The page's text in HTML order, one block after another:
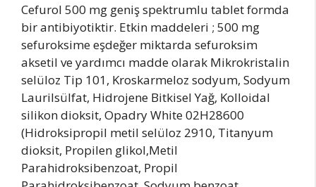
Cefurol 500 mg geniş spektrumlu tablet formda
bir antibiyotiktir. Etkin maddeleri ; 500 mg
sefuroksime eşdeğer miktarda sefuroksim
aksetil ve yardımcı madde olarak Mikrokristalin
selüloz Tip 101, Kroskarmeloz sodyum, Sodyum
Laurilsülfat, Hidrojene Bitkisel Yağ, Kolloidal
silikon dioksit, Opadry White 02H28600
(Hidroksipropil metil selüloz 2910, Titanyum
dioksit, Propilen glikol,Metil
Parahidroksibenzoat, Propil